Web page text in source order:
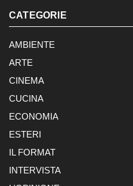
CATEGORIE
AMBIENTE
ARTE
CINEMA
CUCINA
ECONOMIA
ESTERI
IL FORMAT
INTERVISTA